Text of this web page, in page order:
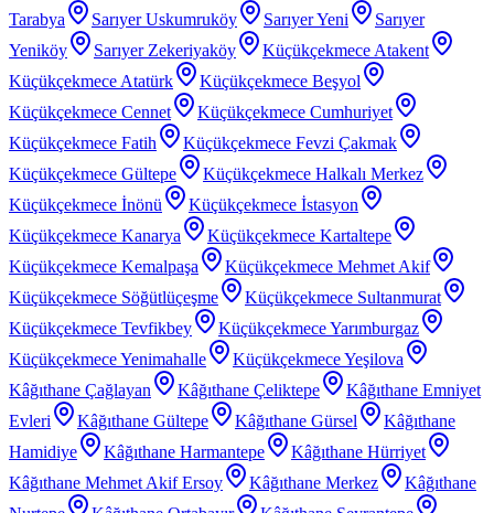
Tarabya
Sarıyer Uskumruköy Sarıyer Yeni
Sarıyer
Yeniköy
Sarıyer Zekeriyaköy
Küçükçekmece Atakent
Küçükçekmece Atatürk
Küçükçekmece Beşyol
Küçükçekmece Cennet
Küçükçekmece Cumhuriyet
Küçükçekmece Fatih
Küçükçekmece Fevzi Çakmak
Küçükçekmece Gültepe
Küçükçekmece Halkalı Merkez
Küçükçekmece İnönü
Küçükçekmece İstasyon
Küçükçekmece Kanarya
Küçükçekmece Kartaltepe
Küçükçekmece Kemalpaşa
Küçükçekmece Mehmet Akif
Küçükçekmece Söğütlüçeşme
Küçükçekmece Sultanmurat
Küçükçekmece Tevfikbey
Küçükçekmece Yarımburgaz
Küçükçekmece Yenimahalle
Küçükçekmece Yeşilova
Kâğıthane Çağlayan
Kâğıthane Çeliktepe
Kâğıthane Emniyet
Evleri
Kâğıthane Gültepe Kâğıthane Gürsel
Kâğıthane
Hamidiye
Kâğıthane Harmantepe
Kâğıthane Hürriyet
Kâğıthane Mehmet Akif Ersoy
Kâğıthane Merkez
Kâğıthane